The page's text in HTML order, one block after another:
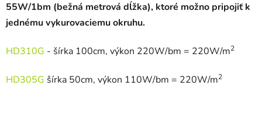
55W/1bm (bežná metrová dĺžka), ktoré možno pripojiť k
jednému vykurovaciemu okruhu.
HD310G - šírka 100cm, výkon 220W/bm = 220W/m2
HD305G šírka 50cm, výkon 110W/bm = 220W/m2